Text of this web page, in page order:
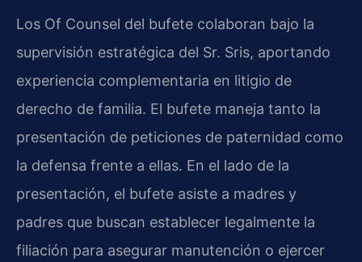
Los Of Counsel del bufete colaboran bajo la
supervisión estratégica del Sr. Sris, aportando
experiencia complementaria en litigio de
derecho de familia. El bufete maneja tanto la
presentación de peticiones de paternidad como
la defensa frente a ellas. En el lado de la
presentación, el bufete asiste a madres y
padres que buscan establecer legalmente la
filiación para asegurar manutención o ejercer